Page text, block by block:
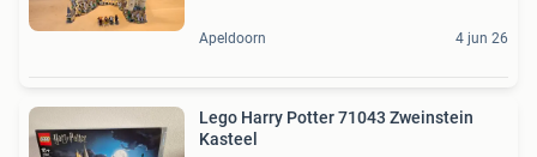
Apeldoorn 4 jun 26
Lego Harry Potter 71043 Zweinstein
Kasteel